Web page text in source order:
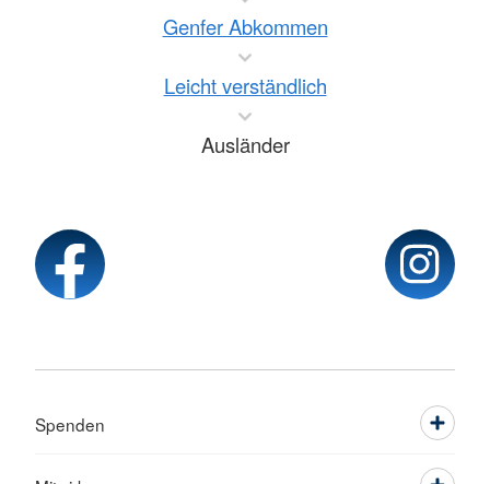
Genfer Abkommen
Leicht verständlich
Ausländer
Spenden